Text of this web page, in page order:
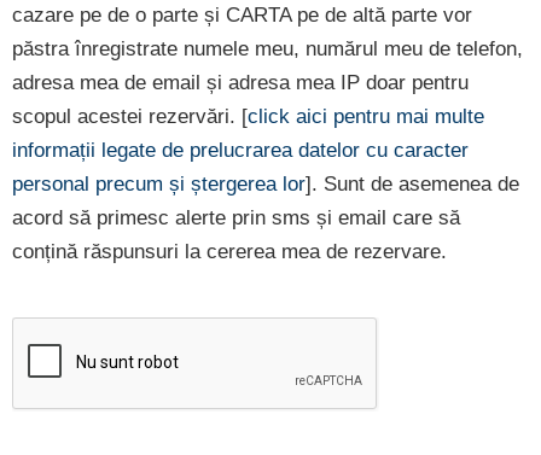
cazare pe de o parte și CARTA pe de altă parte vor
păstra înregistrate numele meu, numărul meu de telefon,
adresa mea de email și adresa mea IP doar pentru
scopul acestei rezervări. [click aici pentru mai multe
informații legate de prelucrarea datelor cu caracter
personal precum și ștergerea lor]. Sunt de asemenea de
acord să primesc alerte prin sms și email care să
conțină răspunsuri la cererea mea de rezervare.